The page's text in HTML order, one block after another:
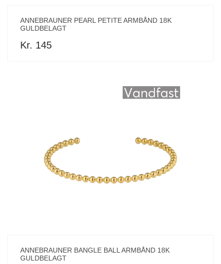
ANNEBRAUNER PEARL PETITE ARMBÅND 18K
GULDBELAGT
Kr. 145
ANNEBRAUNER BANGLE BALL ARMBÅND 18K
GULDBELAGT